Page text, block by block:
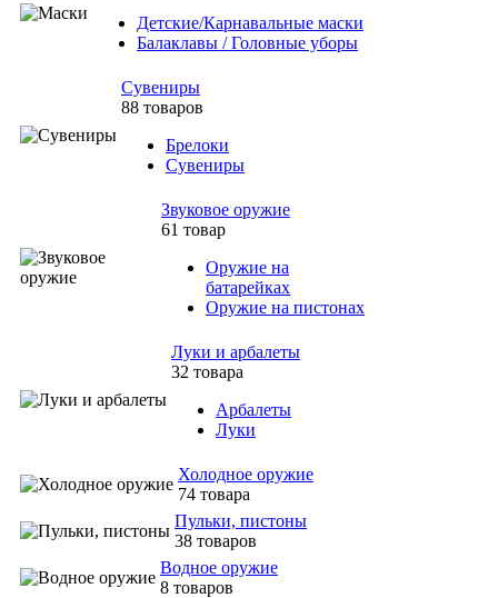
Детские/Карнавальные маски
Балаклавы / Головные уборы
Сувениры
88 товаров
Брелоки
Сувениры
Звуковое оружие
61 товар
Оружие на
батарейках
Оружие на пистонах
Луки и арбалеты
32 товара
Арбалеты
Луки
Холодное оружие
74 товара
Пульки, пистоны
38 товаров
Водное оружие
8 товаров